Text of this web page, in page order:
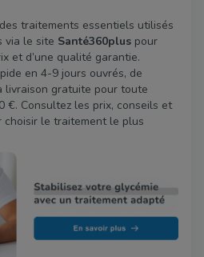
traitements essentiels utilisés
via le site Santé360plus pour
et d’une qualité garantie.
en 4-9 jours ouvrés, de
livraison gratuite pour toute
€. Consultez les prix, conseils et
choisir le traitement le plus